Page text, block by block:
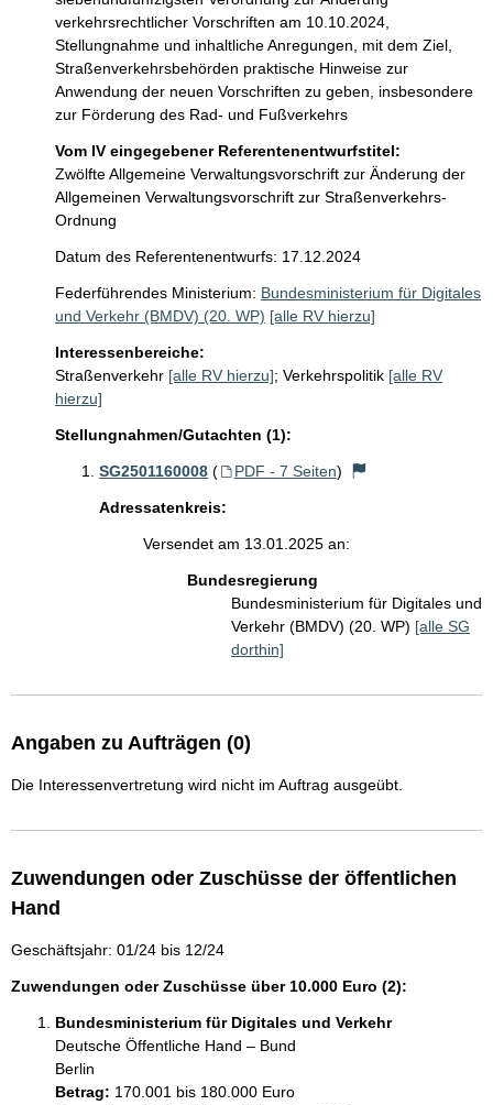
verkehrsrechtlicher Vorschriften am 10.10.2024,
Stellungnahme und inhaltliche Anregungen, mit dem Ziel,
Straßenverkehrsbehörden praktische Hinweise zur
Anwendung der neuen Vorschriften zu geben, insbesondere
zur Förderung des Rad- und Fußverkehrs
Vom IV eingegebener Referentenentwurfstitel:
Zwölfte Allgemeine Verwaltungsvorschrift zur Änderung der
Allgemeinen Verwaltungsvorschrift zur Straßenverkehrs-
Ordnung
Datum des Referentenentwurfs: 17.12.2024
Federführendes Ministerium: Bundesministerium für Digitales
und Verkehr (BMDV) (20. WP) [alle RV hierzu]
Interessenbereiche:
Straßenverkehr [alle RV hierzu]; Verkehrspolitik [alle RV
hierzu]
Stellungnahmen/Gutachten (1):
SG2501160008 ( PDF - 7 Seiten)
Adressatenkreis:
Versendet am 13.01.2025 an:
Bundesregierung
Bundesministerium für Digitales und
Verkehr (BMDV) (20. WP) [alle SG
dorthin]
Angaben zu Aufträgen (0)
Die Interessenvertretung wird nicht im Auftrag ausgeübt.
Zuwendungen oder Zuschüsse der öffentlichen
Hand
Geschäftsjahr: 01/24 bis 12/24
Zuwendungen oder Zuschüsse über 10.000 Euro (2):
Bundesministerium für Digitales und Verkehr
Deutsche Öffentliche Hand – Bund
Berlin
Betrag: 170.001 bis 180.000 Euro